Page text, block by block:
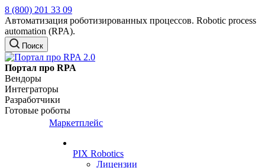
8 (800) 201 33 09
Автоматизация роботизированных процессов. Robotic process
automation (RPA).
Поиск
Портал про RPA
Вендоры
Интеграторы
Разработчики
Готовые роботы
Маркетплейс
PIX Robotics
Лицензии